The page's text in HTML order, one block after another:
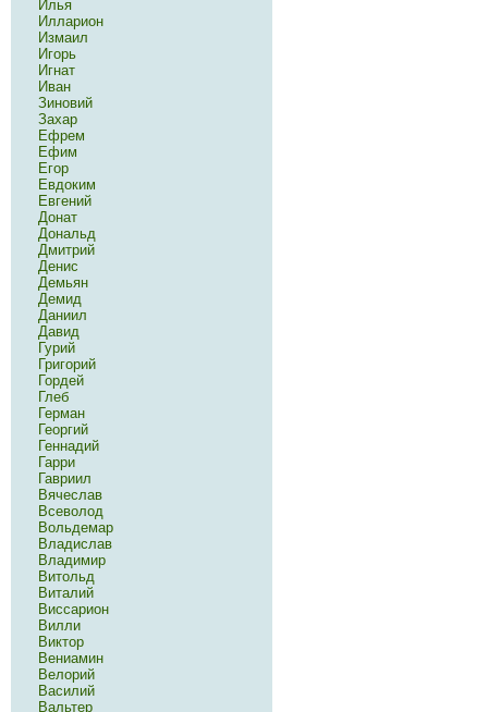
Илья
Илларион
Измаил
Игорь
Игнат
Иван
Зиновий
Захар
Ефрем
Ефим
Егор
Евдоким
Евгений
Донат
Дональд
Дмитрий
Денис
Демьян
Демид
Даниил
Давид
Гурий
Григорий
Гордей
Глеб
Герман
Георгий
Геннадий
Гарри
Гавриил
Вячеслав
Всеволод
Вольдемар
Владислав
Владимир
Витольд
Виталий
Виссарион
Вилли
Виктор
Вениамин
Велорий
Василий
Вальтер